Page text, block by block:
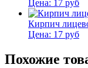
Цена: 17 руб
Кирпич
Цена: 17 руб
Похожие